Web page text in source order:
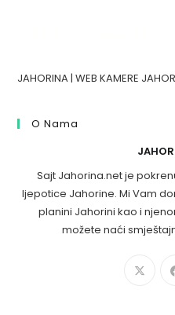
JAHORINA|WEB KAMERE
O Nama
Sajt Jahorina.net je
ljepotice Jahorine. Mi Vam
planini Jahorini kao i
možete naći